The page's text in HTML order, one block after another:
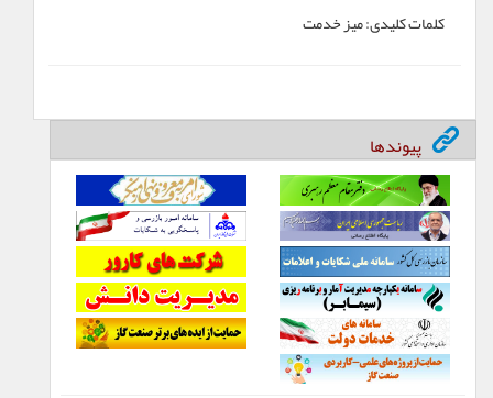
کلمات کلیدی:ميز خدمت
پیوندها